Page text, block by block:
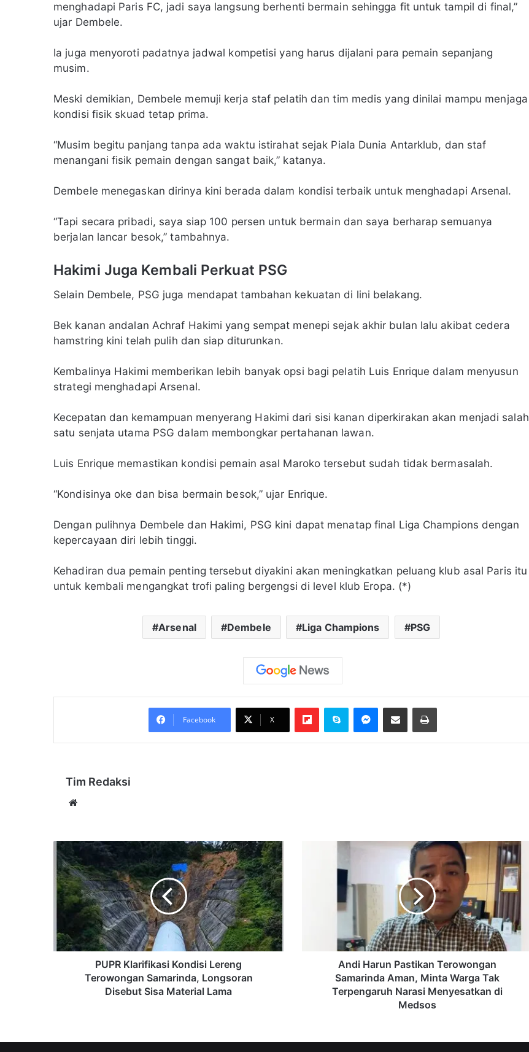
menghadapi Paris FC, jadi saya langsung berhenti bermain sehingga fit untuk tampil di final,”
ujar Dembele.
Ia juga menyoroti padatnya jadwal kompetisi yang harus dijalani para pemain sepanjang
musim.
Meski demikian, Dembele memuji kerja staf pelatih dan tim medis yang dinilai mampu menjaga
kondisi fisik skuad tetap prima.
“Musim begitu panjang tanpa ada waktu istirahat sejak Piala Dunia Antarklub, dan staf
menangani fisik pemain dengan sangat baik,” katanya.
Dembele menegaskan dirinya kini berada dalam kondisi terbaik untuk menghadapi Arsenal.
“Tapi secara pribadi, saya siap 100 persen untuk bermain dan saya berharap semuanya
berjalan lancar besok,” tambahnya.
Hakimi Juga Kembali Perkuat PSG
Selain Dembele, PSG juga mendapat tambahan kekuatan di lini belakang.
Bek kanan andalan Achraf Hakimi yang sempat menepi sejak akhir bulan lalu akibat cedera
hamstring kini telah pulih dan siap diturunkan.
Kembalinya Hakimi memberikan lebih banyak opsi bagi pelatih Luis Enrique dalam menyusun
strategi menghadapi Arsenal.
Kecepatan dan kemampuan menyerang Hakimi dari sisi kanan diperkirakan akan menjadi salah
satu senjata utama PSG dalam membongkar pertahanan lawan.
Luis Enrique memastikan kondisi pemain asal Maroko tersebut sudah tidak bermasalah.
“Kondisinya oke dan bisa bermain besok,” ujar Enrique.
Dengan pulihnya Dembele dan Hakimi, PSG kini dapat menatap final Liga Champions dengan
kepercayaan diri lebih tinggi.
Kehadiran dua pemain penting tersebut diyakini akan meningkatkan peluang klub asal Paris itu
untuk kembali mengangkat trofi paling bergengsi di level klub Eropa. (*)
Arsenal Dembele Liga Champions PSG
Facebook X
FlipboardSkype Messenger
Bagikan melalui Email Cetak
Tim Redaksi
PUPR
Klarifikasi
Kondisi
Lereng
Terowongan
Samarinda,
Longsoran
Disebut
Sisa
PUPR Klarifikasi Kondisi Lereng
Terowongan Samarinda, Longsoran
Disebut Sisa Material Lama
Terowongan
Terpengaruh
Menyesatkan
Andi Harun Pastikan Terowongan
Samarinda Aman, Minta Warga Tak
Terpengaruh Narasi Menyesatkan di
Medsos